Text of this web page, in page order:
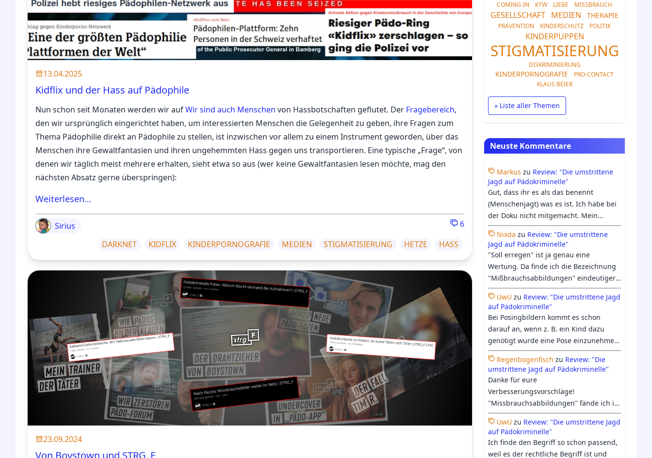
13.04.2025
Kidflix und der Hass auf Pädophile
Nun schon seit Monaten werden wir aufWir sind auch Menschen von Hassbotschaften geflutet. Der Fragebereich,
den wir ursprünglich eingerichtet haben, um interessierten Menschen die Gelegenheit zu geben, ihre Fragen zum
Thema Pädophilie direkt an Pädophile zu stellen, ist inzwischen vor allem zu einem Instrument geworden, über das
Menschen ihre Gewaltfantasien und ihren ungehemmten Hass gegen uns transportieren. Eine typische „Frage“, von
denen wir täglich meist mehrere erhalten, sieht etwa so aus (wer keine Gewaltfantasien lesen möchte, mag den
nächsten Absatz gerne überspringen):
Weiterlesen…
Sirius
6
DARKNET
KIDFLIX KINDERPORNOGRAFIE MEDIEN STIGMATISIERUNG HETZE HASS
23.09.2024
Von Boystown und STRG_F
COMING-IN KTW LIEBE MISSBRAUCH
GESELLSCHAFT MEDIEN THERAPIE
PRÄVENTION KINDERSCHUTZ POLITIK
KINDERPUPPEN
STIGMATISIERUNG
DISKRIMINIERUNG
KINDERPORNOGRAFIE
PRO-CONTACT
KLAUS BEIER
» Liste aller Themen
Neuste Kommentare
Markus zu Review: "Die umstrittene
Jagd auf Pädokriminelle"
Gut, dass ihr es als das benennt
(Menschenjagt) was es ist. Ich habe bei
der Doku nicht mitgemacht. Mein
Bauchgefühl hielt mich davon ab. Ich
bin froh, dass Georgs Differenzierung
trotzdem etwas Raum in der Doku
bekommen hat.
Nixda zu Review: "Die umstrittene
Jagd auf Pädokriminelle"
"Soll erregen" ist ja genau eine
Wertung. Da finde ich die Bezeichnung
"Mißbrauchsabbildungen" eindeutiger:
Entweder es hat Mißbrauch
stattgefunden, oder eben nicht. Beim
heutigen Verständnis vom Begriff
"Kinderpornographie", geht es längst
nicht mehr nur ums "erregen sollen",
sondern darum, ob es einen Pädophilen
irgendwie erregen könnte, was auch
zunehmend harmloses Material oder
medizinische Abbildungen einschließt.
UwU zu Review: "Die umstrittene Jagd
auf Pädokriminelle"
Bei Posingbildern kommt es schon
darauf an, wenn z. B. ein Kind dazu
genötigt wurde eine Pose einzunehmen
dann bildet es schon eine Form von
Missbrauch ab. Ich denke das immer
mehr bei "Kinderpornografie"
mittlerweile auch an Fiktion glauben
was wir insb. der KI und den
Berichterstattungen dazu zu verdanken
haben.
Regenbogenfisch zu Review: "Die
umstrittene Jagd auf Pädokriminelle"
Danke für eure
Verbesserungsvorschläge!
"Missbrauchsabbildungen" fände ich in
dem Zusammenhang tatsächlich nicht
passender, da es sich dabei nicht um
ein Synonym für Kinderpornografie,
sondern nur um eine Unterkategorie
UwU zu Review: "Die umstrittene Jagd
auf Pädokriminelle"
Ich finde den Begriff so schon passend,
weil es der rechtliche Begriff ist und